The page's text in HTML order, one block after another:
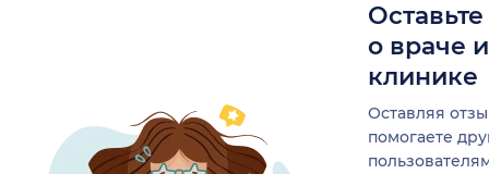
о враче
клинике
Оставляя
помогаете